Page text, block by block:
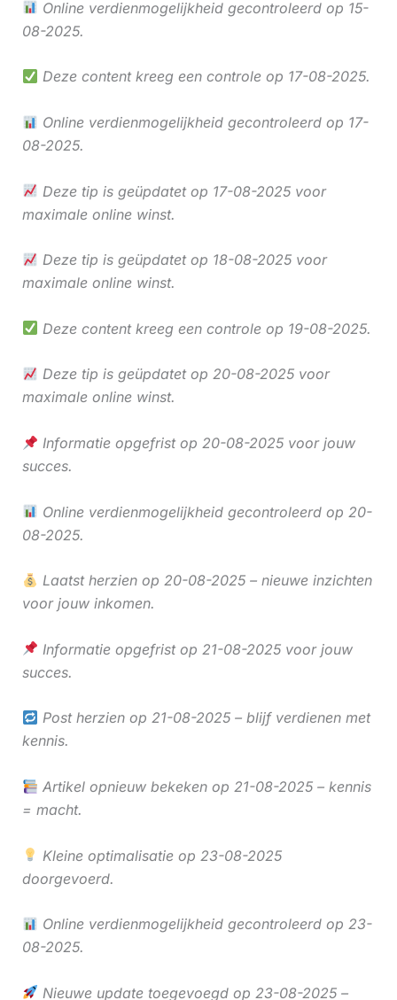
Online verdienmogelijkheid gecontroleerd op 15-
08-2025.
Deze content kreeg een controle op 17-08-2025.
Online verdienmogelijkheid gecontroleerd op 17-
08-2025.
Deze tip is geüpdatet op 17-08-2025 voor
maximale online winst.
Deze tip is geüpdatet op 18-08-2025 voor
maximale online winst.
Deze content kreeg een controle op 19-08-2025.
Deze tip is geüpdatet op 20-08-2025 voor
maximale online winst.
Informatie opgefrist op 20-08-2025 voor jouw
succes.
Online verdienmogelijkheid gecontroleerd op 20-
08-2025.
Laatst herzien op 20-08-2025 – nieuwe inzichten
voor jouw inkomen.
Informatie opgefrist op 21-08-2025 voor jouw
succes.
Post herzien op 21-08-2025 – blijf verdienen met
kennis.
Artikel opnieuw bekeken op 21-08-2025 – kennis
= macht.
Kleine optimalisatie op 23-08-2025
doorgevoerd.
Online verdienmogelijkheid gecontroleerd op 23-
08-2025.
Nieuwe update toegevoegd op 23-08-2025 –